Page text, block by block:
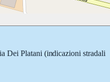
Dei Platani (indicazioni stradali